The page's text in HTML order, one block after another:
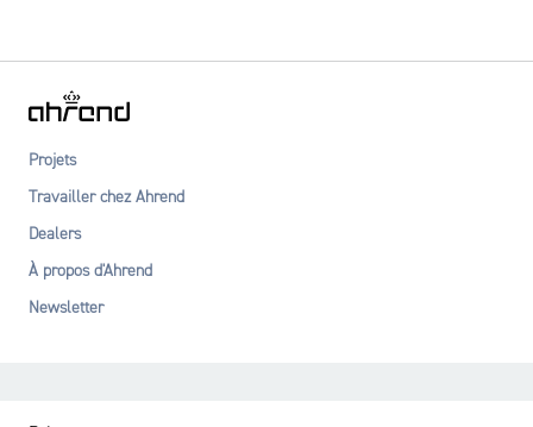
Projets
Travailler chez Ahrend
Dealers
À propos d'Ahrend
Newsletter